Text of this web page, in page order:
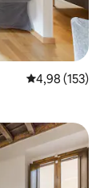
4,98 de
4,98 (153)